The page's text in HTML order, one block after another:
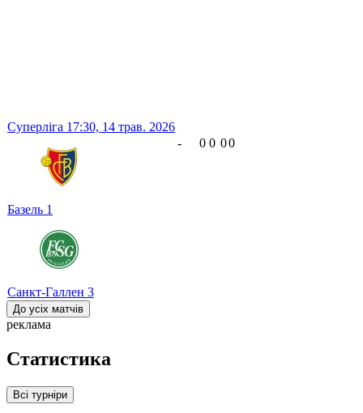
Суперліга 17:30, 14 трав. 2026
Базель 1
Санкт-Галлен 3
- 0 0 00
До усіх матчів
реклама
Статистика
Всі турніри